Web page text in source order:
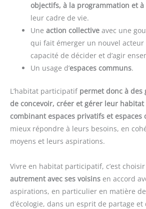
objectifs, à la programmation et à
leur cadre de vie.
Uneaction collective avec une
qui fait émerger un nouvel acteur
capacité de décider et d’agir
Un usage d’espaces communs.
L’habitat participatif permet donc à des
de concevoir, créer et gérer leur
combinant espaces privatifs et espaces
mieux répondre à leurs besoins, en
moyens et leurs aspirations.
Vivre en habitat participatif, c’est choisir
autrement avec ses voisins en accord
aspirations, en particulier en matière
d’écologie, dans un esprit de partage